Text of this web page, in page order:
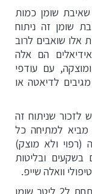
שומן כמות
שומן זה ניתוח
אלו שואבים לרוב
הם אלה
עם עודפי
לדיאטה או
לזכור שניתוח זה
מביא למתיחה כל
(רפוי ולא מוצק)
בשקעים ובליטות
וואלה שייפ.